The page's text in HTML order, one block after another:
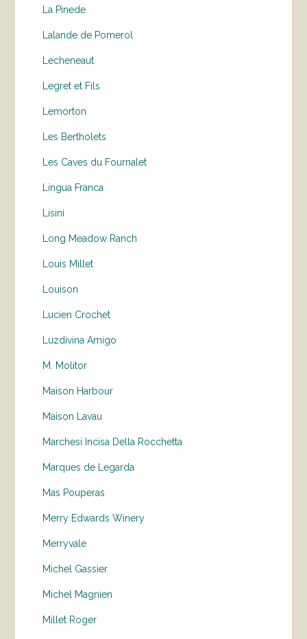
La Pinede
Lalande de Pomerol
Lecheneaut
Legret et Fils
Lemorton
Les Bertholets
Les Caves du Fournalet
Lingua Franca
Lisini
Long Meadow Ranch
Louis Millet
Louison
Lucien Crochet
Luzdivina Amigo
M. Molitor
Maison Harbour
Maison Lavau
Marchesi Incisa Della Rocchetta
Marques de Legarda
Mas Pouperas
Merry Edwards Winery
Merryvale
Michel Gassier
Michel Magnien
Millet Roger